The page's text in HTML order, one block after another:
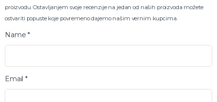
proizvodu. Ostavljanjem svoje recenzije na jedan od naših proizvoda možete
ostvariti popuste koje povremeno dajemo našim vernim kupcima.
Name*
Email*